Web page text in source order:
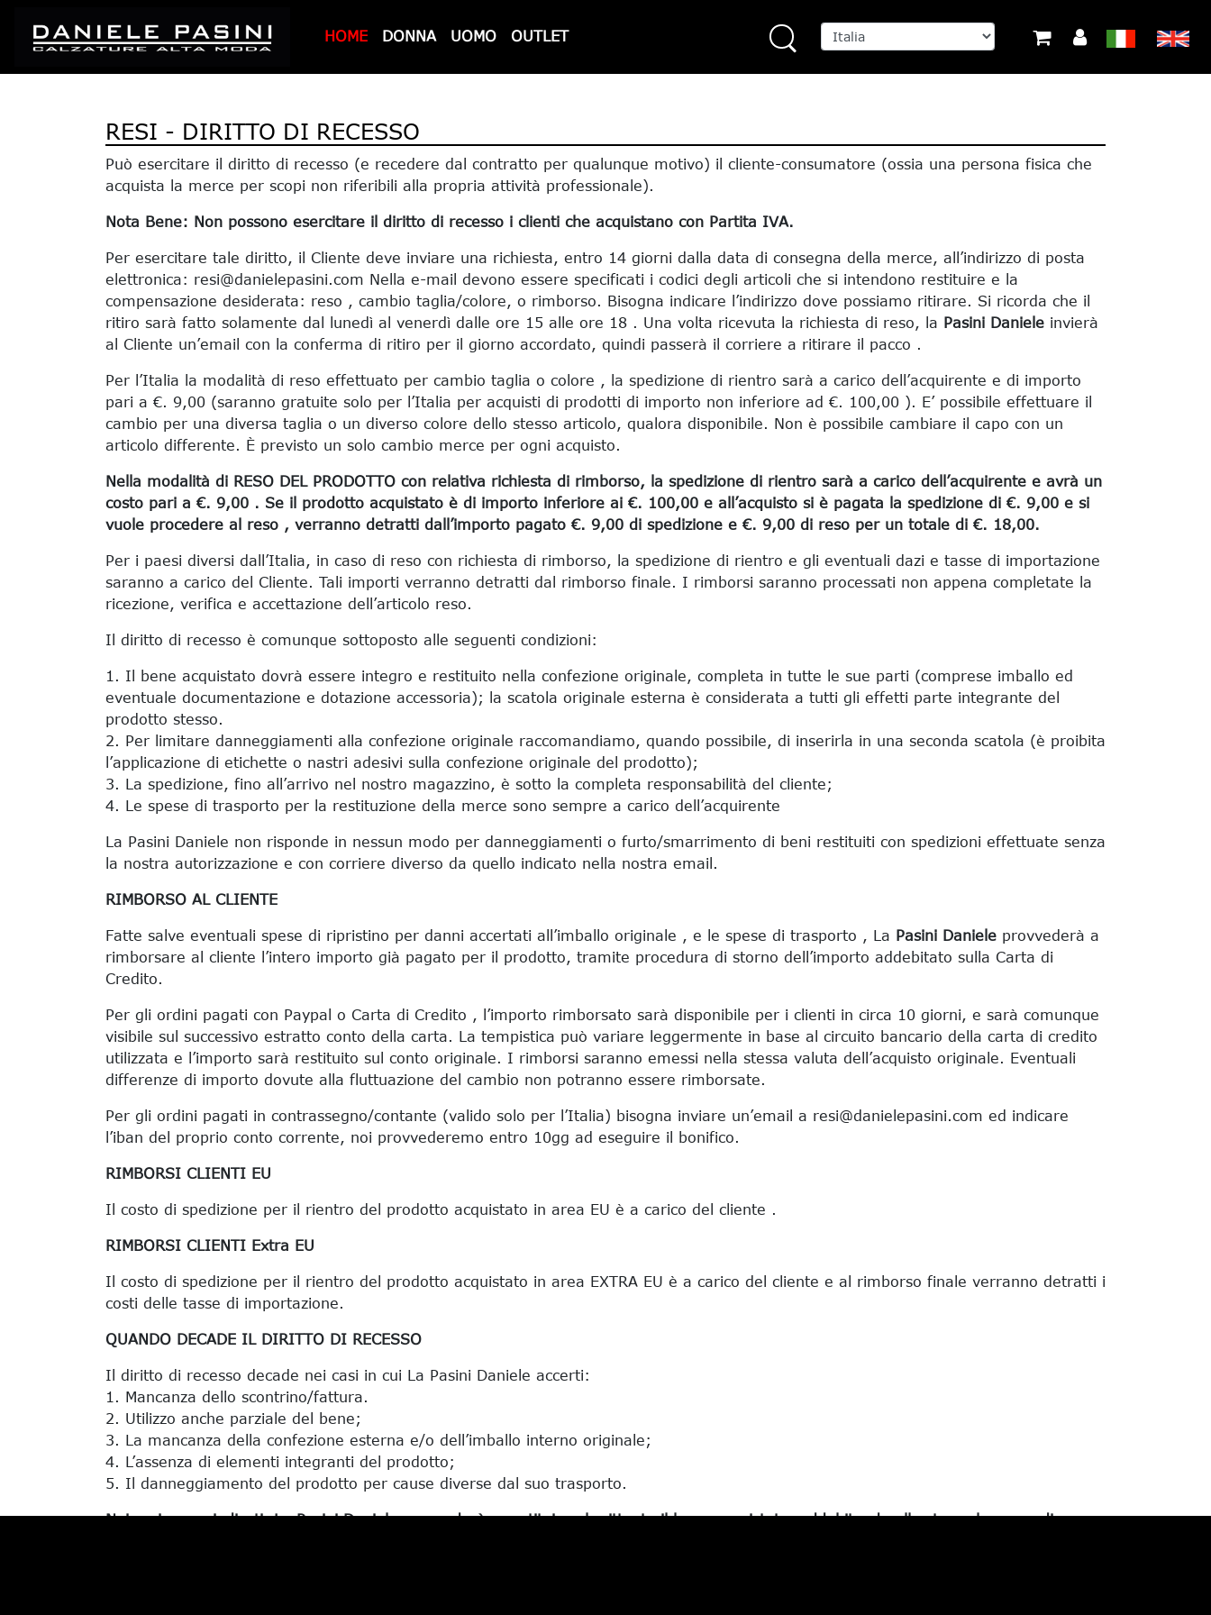
HOME DONNA UOMO OUTLET
RESI - DIRITTO DI RECESSO
Può esercitare il diritto di recesso (e recedere dal contratto per qualunque motivo) il cliente-consumatore (ossia una persona fisica che
acquista la merce per scopi non riferibili alla propria attività professionale).
Nota Bene: Non possono esercitare il diritto di recesso i clienti che acquistano con Partita IVA.
Per esercitare tale diritto, il Cliente deve inviare una richiesta, entro 14 giorni dalla data di consegna della merce, all’indirizzo di posta
elettronica: resi@danielepasini.com Nella e-mail devono essere specificati i codici degli articoli che si intendono restituire e la
compensazione desiderata: reso , cambio taglia/colore, o rimborso. Bisogna indicare l’indirizzo dove possiamo ritirare. Si ricorda che il
ritiro sarà fatto solamente dal lunedì al venerdì dalle ore 15 alle ore 18 . Una volta ricevuta la richiesta di reso, la Pasini Daniele invierà
al Cliente un’email con la conferma di ritiro per il giorno accordato, quindi passerà il corriere a ritirare il pacco .
Per l’Italia la modalità di reso effettuato per cambio taglia o colore , la spedizione di rientro sarà a carico dell’acquirente e di importo
pari a €. 9,00 (saranno gratuite solo per l’Italia per acquisti di prodotti di importo non inferiore ad €. 100,00 ). E’ possibile effettuare il
cambio per una diversa taglia o un diverso colore dello stesso articolo, qualora disponibile. Non è possibile cambiare il capo con un
articolo differente. È previsto un solo cambio merce per ogni acquisto.
Nella modalità di RESO DEL PRODOTTO con relativa richiesta di rimborso, la spedizione di rientro sarà a carico dell’acquirente e avrà un
costo pari a €. 9,00 . Se il prodotto acquistato è di importo inferiore ai €. 100,00 e all’acquisto si è pagata la spedizione di €. 9,00 e si
vuole procedere al reso , verranno detratti dall’importo pagato €. 9,00 di spedizione e €. 9,00 di reso per un totale di €. 18,00.
Per i paesi diversi dall’Italia, in caso di reso con richiesta di rimborso, la spedizione di rientro e gli eventuali dazi e tasse di importazione
saranno a carico del Cliente. Tali importi verranno detratti dal rimborso finale. I rimborsi saranno processati non appena completate la
ricezione, verifica e accettazione dell’articolo reso.
Il diritto di recesso è comunque sottoposto alle seguenti condizioni:
1. Il bene acquistato dovrà essere integro e restituito nella confezione originale, completa in tutte le sue parti (comprese imballo ed
eventuale documentazione e dotazione accessoria); la scatola originale esterna è considerata a tutti gli effetti parte integrante del
prodotto stesso.
2. Per limitare danneggiamenti alla confezione originale raccomandiamo, quando possibile, di inserirla in una seconda scatola (è proibita
l’applicazione di etichette o nastri adesivi sulla confezione originale del prodotto);
3. La spedizione, fino all’arrivo nel nostro magazzino, è sotto la completa responsabilità del cliente;
4. Le spese di trasporto per la restituzione della merce sono sempre a carico dell’acquirente
La Pasini Daniele non risponde in nessun modo per danneggiamenti o furto/smarrimento di beni restituiti con spedizioni effettuate senza
la nostra autorizzazione e con corriere diverso da quello indicato nella nostra email.
RIMBORSO AL CLIENTE
Fatte salve eventuali spese di ripristino per danni accertati all’imballo originale , e le spese di trasporto , La Pasini Daniele provvederà a
rimborsare al cliente l’intero importo già pagato per il prodotto, tramite procedura di storno dell’importo addebitato sulla Carta di
Credito.
Per gli ordini pagati con Paypal o Carta di Credito , l’importo rimborsato sarà disponibile per i clienti in circa 10 giorni, e sarà comunque
visibile sul successivo estratto conto della carta. La tempistica può variare leggermente in base al circuito bancario della carta di credito
utilizzata e l’importo sarà restituito sul conto originale. I rimborsi saranno emessi nella stessa valuta dell’acquisto originale. Eventuali
differenze di importo dovute alla fluttuazione del cambio non potranno essere rimborsate.
Per gli ordini pagati in contrassegno/contante (valido solo per l’Italia) bisogna inviare un’email a resi@danielepasini.com ed indicare
l’iban del proprio conto corrente, noi provvederemo entro 10gg ad eseguire il bonifico.
RIMBORSI CLIENTI EU
Il costo di spedizione per il rientro del prodotto acquistato in area EU è a carico del cliente .
RIMBORSI CLIENTI Extra EU
Il costo di spedizione per il rientro del prodotto acquistato in area EXTRA EU è a carico del cliente e al rimborso finale verranno detratti i
costi delle tasse di importazione.
QUANDO DECADE IL DIRITTO DI RECESSO
Il diritto di recesso decade nei casi in cui La Pasini Daniele accerti:
1. Mancanza dello scontrino/fattura.
2. Utilizzo anche parziale del bene;
3. La mancanza della confezione esterna e/o dell’imballo interno originale;
4. L’assenza di elementi integranti del prodotto;
5. Il danneggiamento del prodotto per cause diverse dal suo trasporto.
Nei casi sopra indicati, La Pasini Daniele provvederà a restituire al mittente il bene acquistato, addebitando allo stesso le spese di